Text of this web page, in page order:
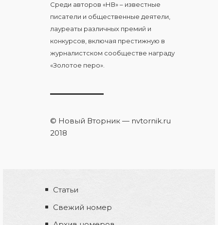
Среди авторов «НВ» – известные
писатели и общественные деятели,
лауреаты различных премий и
конкурсов, включая престижную в
журналистском сообществе награду
«Золотое перо».
© Новый Вторник — nvtornik.ru
2018
Статьи
Свежий номер